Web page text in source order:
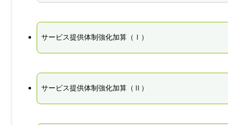
サービス提供体制強化加算（Ⅰ）
サービス提供体制強化加算（Ⅱ）